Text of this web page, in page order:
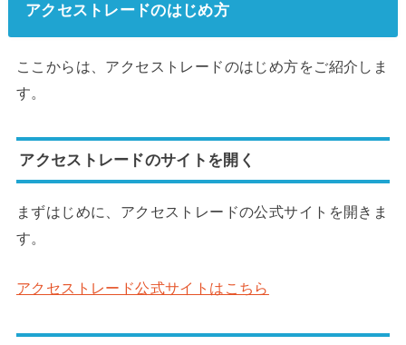
アクセストレードのはじめ方
ここからは、アクセストレードのはじめ方をご紹介しま
す。
アクセストレードのサイトを開く
まずはじめに、アクセストレードの公式サイトを開きま
す。
アクセストレード公式サイトはこちら